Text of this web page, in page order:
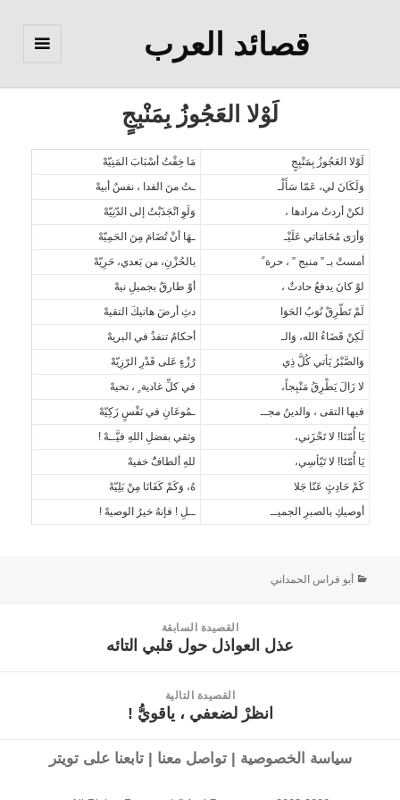
قصائد العرب
لَوْلا العَجُوزُ بِمَنْبِجٍ
لَوْلا العَجُوزُ بِمَنْبِجٍ
مَا خِفْتُ أسْبَابَ المَنِيّهْ
وَلَكَانَ لي، عَمّا سَأَلْـ
ـتُ منَ الفدا ، نفسٌ أبيهْ
لكنْ أردتُ مرادها ،
وَلَوِ انْجَذَبْتُ إلى الدّنِيّهْ
وَأرَى مُحَامَاتي عَلَيْـ
ـهَا أنْ تُضَامَ مِنَ الحَمِيّهْ
أمستْ بـ ” منبج ” ، حرة ً
بالحُزْنِ، من بَعدي، حَرِيّهْ
لوْ كانَ يدفعُ حادثٌ ،
أوْ طارقٌ بجميلِ نيهْ
لَمْ تَطّرِقْ نُوَبُ الحَوَا
دثِ أرضَ هاتيكَ التقيهْ
لَكِنْ قَضَاءُ الله، وَالـ
أحكامُ تنفذُ في البريهْ
وَالصَّبْرُ يَأتي كُلَّ ذِي
رُزْءٍ عَلى قَدْرِ الرّزِيّهْ
لا زَالَ يَطْرِقُ مَنْبِجاً،
في كلِّ غادية ٍ ، تحيهْ
فيها التقى ، والدينُ مجــ
ـمُوعَانِ في نَفْسٍ زَكِيّهْ
يَا أُمّتَا! لا تَحْزَني،
وثقي بفضلِ اللهِ فيَّــهْ !
يَا أُمّتَا! لا تَيّأسِي،
للهِ ألطافٌُ خفيهْ
كَمْ حَادِثٍ عَنّا جَلا
هُ، وَكَمْ كَفَانَا مِنْ بَلِيّهْ
أوصيكِ بالصبرِ الجميــ
ــلِ ‍! فإنهُ خيرُ الوصيهْ !
أبو فراس الحمداني
القصيدة السابقة
عذل العواذل حول قلبي التائه
القصيدة التالية
انظرْ لضعفي ، ياقويُّ !
سياسة الخصوصية |تواصل معنا |تابعنا على تويتر